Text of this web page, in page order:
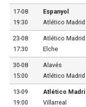
17-08
19:30
Espanyol
Atlético Madrid
23-08
17:30
Atlético Madrid
Elche
30-08
15:00
Alavés
Atlético Madrid
13-09
19:00
Atlético
Villarreal